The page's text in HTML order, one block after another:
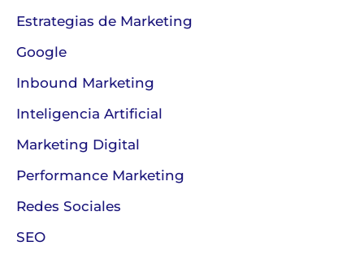
Estrategias de Marketing
Google
Inbound Marketing
Inteligencia Artificial
Marketing Digital
Performance Marketing
Redes Sociales
SEO